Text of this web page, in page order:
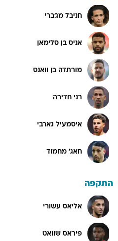
חניבל מג'ברי
אניס בן סלימאן
מורתדה בן וואנס
רני חדירה
איסמעיל גארבי
חאג' מחמוד
התקפה
אליאס עשורי
פיראס שוואט